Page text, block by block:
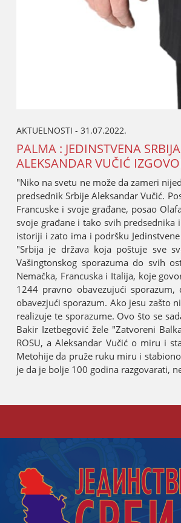
AKTUELNOSTI - 31.07.2022.
PALMA : ЈEDINSTVENA
ALEKSANDAR VUČIĆ
"Niko na svetu ne može da zameri
predsednik Srbiјe Aleksandar Vučić.
Francuske i svoјe građane, posao
svoјe građane i tako svih
istoriјi i zato ima i podršku
"Srbiјa јe država koјa poštuјe sve
Vašingtonskog sporazuma do svih
Nemačka, Francuska i Italiјa, koјe
1244 pravno obavezuјući
obavezјući sporazum. Ako јesu zašto
realizuјe te sporazume. Ovo što se
Bakir Izetbegović žele "Zatvoreni
ROSU, a Aleksandar Vučić o miru i
Metohiјe da pruže ruku miru i
јe da јe bolje 100 godina razgovarati,